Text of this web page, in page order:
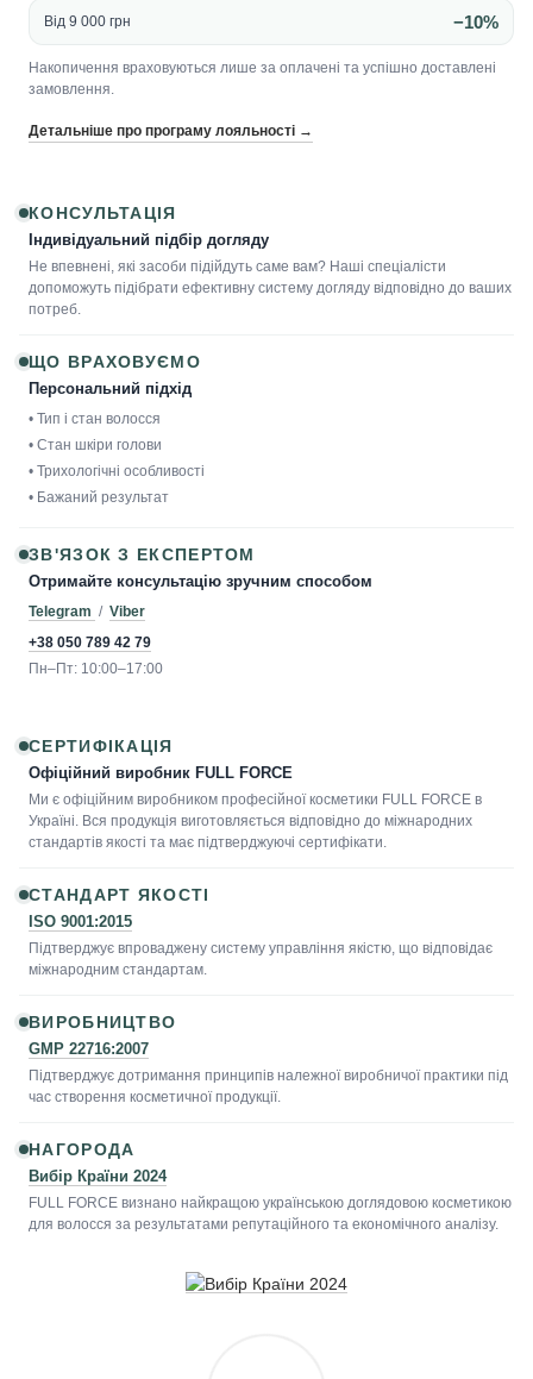
Від 9 000 грн −10%
Накопичення враховуються лише за оплачені та успішно доставлені
замовлення.
Детальніше про програму лояльності →
КОНСУЛЬТАЦІЯ
Індивідуальний підбір догляду
Не впевнені, які засоби підійдуть саме вам? Наші спеціалісти
допоможуть підібрати ефективну систему догляду відповідно до ваших
потреб.
ЩО ВРАХОВУЄМО
Персональний підхід
• Тип і стан волосся
• Стан шкіри голови
• Трихологічні особливості
• Бажаний результат
ЗВ'ЯЗОК З ЕКСПЕРТОМ
Отримайте консультацію зручним способом
Telegram / Viber
+38 050 789 42 79
Пн–Пт: 10:00–17:00
СЕРТИФІКАЦІЯ
Офіційний виробник FULL FORCE
Ми є офіційним виробником професійної косметики FULL FORCE в
Україні. Вся продукція виготовляється відповідно до міжнародних
стандартів якості та має підтверджуючі сертифікати.
СТАНДАРТ ЯКОСТІ
ISO 9001:2015
Підтверджує впроваджену систему управління якістю, що відповідає
міжнародним стандартам.
ВИРОБНИЦТВО
GMP 22716:2007
Підтверджує дотримання принципів належної виробничої практики під
час створення косметичної продукції.
НАГОРОДА
Вибір Країни 2024
FULL FORCE визнано найкращою українською доглядовою косметикою
для волосся за результатами репутаційного та економічного аналізу.